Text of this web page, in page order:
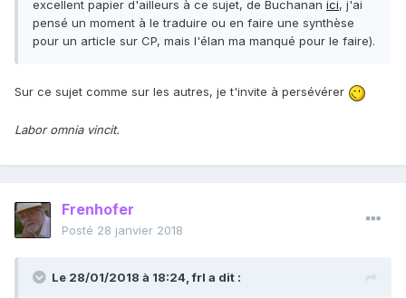
excellent papier d'ailleurs à ce sujet, de Buchanan ici, j'ai
pensé un moment à le traduire ou en faire une synthèse
pour un article sur CP, mais l'élan ma manqué pour le faire).
Sur ce sujet comme sur les autres, je t'invite à persévérer
Labor omnia vincit.
Frenhofer
Posté 28 janvier 2018
Le 28/01/2018 à 18:24,frl a dit :